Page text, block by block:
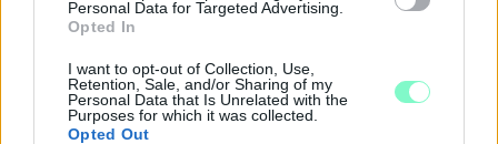
Personal Data for Targeted Advertising.
Opted In
I want to opt-out of Collection, Use,
Retention, Sale, and/or Sharing of my
Personal Data that Is Unrelated with the
Purposes for which it was collected.
Opted Out
KIVÁLÓ PROGRAM VÁR MINDENKIT EZEN A HÉTVÉGÉN
GYŐRBEN
Középpontban a hagyományőrzés, de lesz Pogány Induló és